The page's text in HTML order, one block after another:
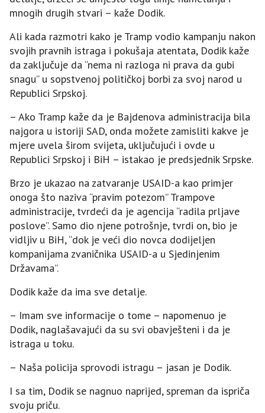
mnogih drugih stvari – kaže Dodik.
Ali kada razmotri kako je Tramp vodio kampanju nakon
svojih pravnih istraga i pokušaja atentata, Dodik kaže
da zaključuje da “nema ni razloga ni prava da gubi
snagu” u sopstvenoj političkoj borbi za svoj narod u
Republici Srpskoj.
– Ako Tramp kaže da je Bajdenova administracija bila
najgora u istoriji SAD, onda možete zamisliti kakve je
mjere uvela širom svijeta, uključujući i ovde u
Republici Srpskoj i BiH – istakao je predsjednik Srpske.
Brzo je ukazao na zatvaranje USAID-a kao primjer
onoga što naziva “pravim potezom” Trampove
administracije, tvrdeći da je agencija “radila prljave
poslove”. Samo dio njene potrošnje, tvrdi on, bio je
vidljiv u BiH, “dok je veći dio novca dodijeljen
kompanijama zvaničnika USAID-a u Sjedinjenim
Državama”.
Dodik kaže da ima sve detalje.
– Imam sve informacije o tome – napomenuo je
Dodik, naglašavajući da su svi obavješteni i da je
istraga u toku.
– Naša policija sprovodi istragu – jasan je Dodik.
I sa tim, Dodik se nagnuo naprijed, spreman da ispriča
svoju priču.